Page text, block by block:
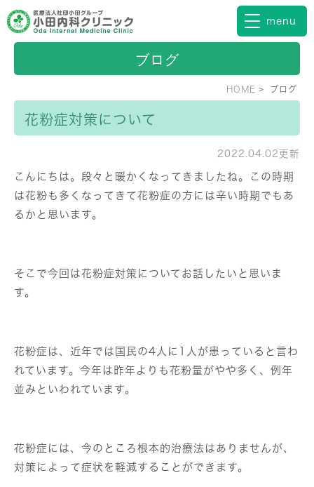
ブログ
HOME ブログ
花粉症対策について
2022.04.02更新
こんにちは。段々と暖かくなってきましたね。この時期
は花粉も多くなってきて花粉症の方には辛い時期でもあ
るかと思います。
そこで今回は花粉症対策についてお話したいと思いま
す。
花粉症は、近年では国民の4人に1人が患っていると言わ
れています。今年は昨年よりも花粉量がやや多く、例年
並みといわれています。
花粉症には、今のところ根本的治療法はありませんが、
対策によって症状を軽減することができます。